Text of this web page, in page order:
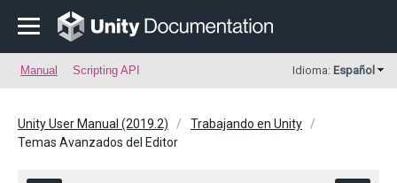
Manual Scripting API Idioma: Español
Unity User Manual (2019.2)
Trabajando en Unity
Temas Avanzados del Editor